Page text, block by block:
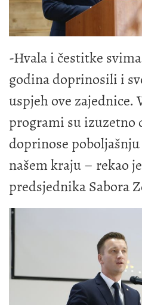
-Hvala i čestitke
godina doprinosili i
uspjeh ove zajednice.
programi su izuzetno
doprinose
našem kraju – rekao
predsjednika Sabora